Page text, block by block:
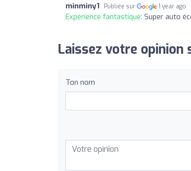
minminy1 Publiée sur 1 year ago
Expérience fantastique: Super auto
Laissez votre opinion
Ton nom